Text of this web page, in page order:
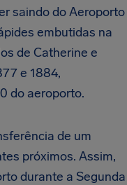
saindo do Aeroporto
embutidas na
de Catherine e
e 1884,
do aeroporto.
de um
próximos. Assim,
durante a Segunda